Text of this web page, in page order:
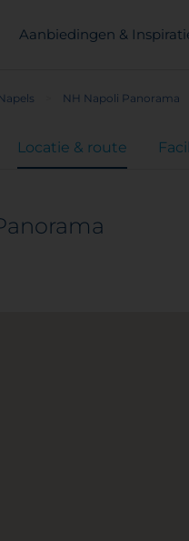
Aanbiedingen &
NH Napoli Panorama
Locatie & route